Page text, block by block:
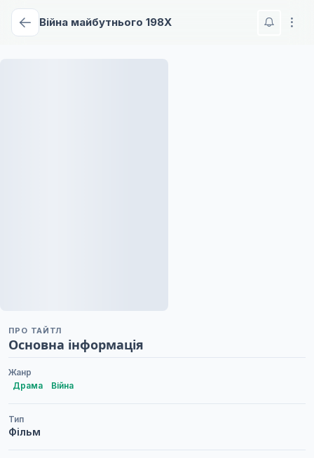
Війна майбутнього 198Х
ПРО ТАЙТЛ
Основна інформація
Жанр
Драма
Війна
Тип
Фільм